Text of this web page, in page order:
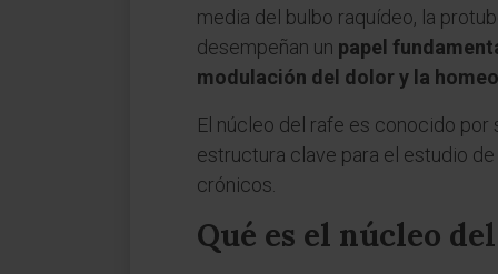
media del bulbo raquídeo, la
desempeñan un papel
modulación del dolor y la
El núcleo del rafe es conocido
estructura clave para el estudio
crónicos.
Qué es el núcleo